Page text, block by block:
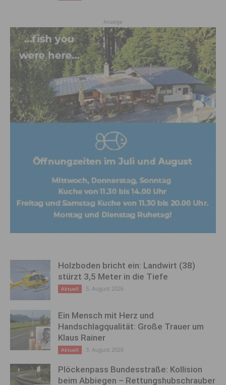
Anzeige
Holzboden bricht ein: Landwirt (38)
stürzt 3,5 Meter in die Tiefe
Aktuell 5. August 2026
Ein Mensch mit Herz und
Handschlagqualität: Große Trauer um
Klaus Rainer
Aktuell 3. August 2026
Plöckenpass Bundesstraße: Kollision
beim Abbiegen – Rettungshubschrauber